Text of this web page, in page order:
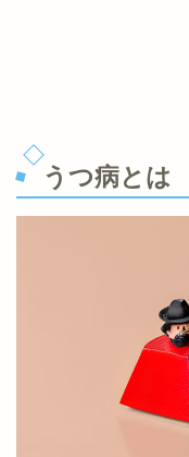
うつ病とは